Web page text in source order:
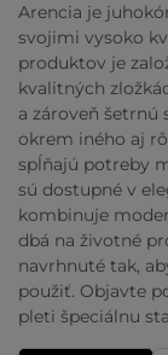
Arencia je
svojimi vysoko
produktov je
kvalitných
a zároveň šetrnú
okrem iného aj
spĺňajú potreby
sú dostupné v
kombinuje
dbá na životné
navrhnuté tak,
použiť. Objavte
pleti špeciálnu